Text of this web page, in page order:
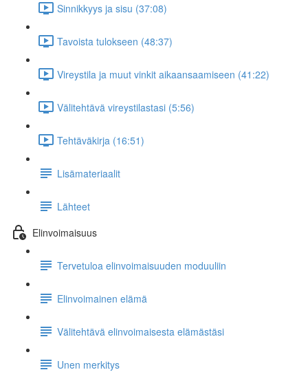
Sinnikkyys ja sisu (37:08)
Tavoista tulokseen (48:37)
Vireystila ja muut vinkit aikaansaamiseen (41:22)
Välitehtävä vireystilastasi (5:56)
Tehtäväkirja (16:51)
Lisämateriaalit
Lähteet
Elinvoimaisuus
Tervetuloa elinvoimaisuuden moduuliin
Elinvoimainen elämä
Välitehtävä elinvoimaisesta elämästäsi
Unen merkitys